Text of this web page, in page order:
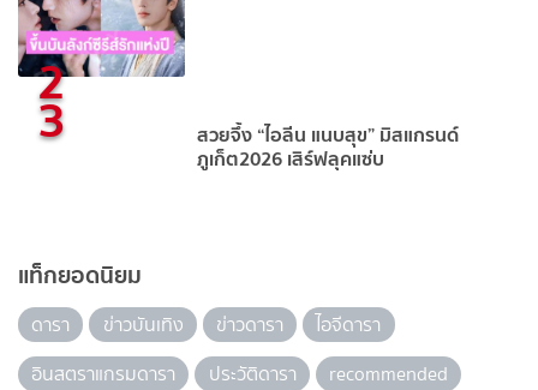
2
3 สวยจึ้ง “ไอลีน แนบสุข” มิสแกรนด์
ภูเก็ต2026 เสิร์ฟลุคแซ่บ
แท็กยอดนิยม
ดารา ข่าวบันเทิง ข่าวดารา
ไอจีดารา
อินสตราแกรมดารา
ประวัติดารา
recommended